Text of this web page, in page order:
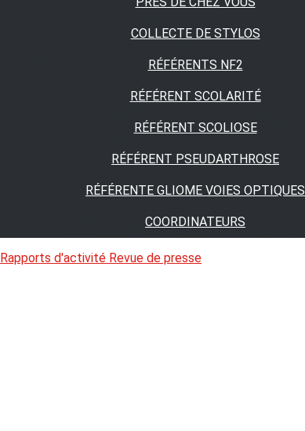
COLLECTE DE STYLOS
RÉFÉRENTS NF2
RÉFÉRENT SCOLARITÉ
RÉFÉRENT SCOLIOSE
RÉFÉRENT PSEUDARTHROSE
RÉFÉRENTE GLIOME VOIES OPTIQUES
COORDINATEURS
Rapports d'activité Revue de presse